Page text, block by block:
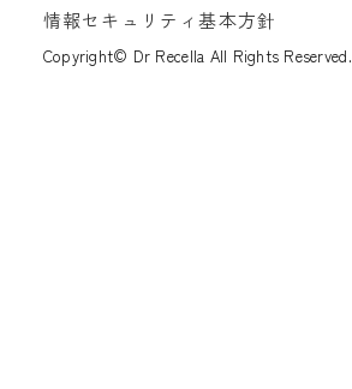
情報セキュリティ基本方針
Copyright© Dr Recella All Rights Reserved.